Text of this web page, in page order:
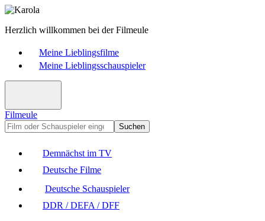
Herzlich willkommen bei der Filmeule
Meine Lieblingsfilme
Meine Lieblingsschauspieler
Filmeule
Suchen
Demnächst im TV
Deutsche Filme
Deutsche Schauspieler
DDR / DEFA / DFF